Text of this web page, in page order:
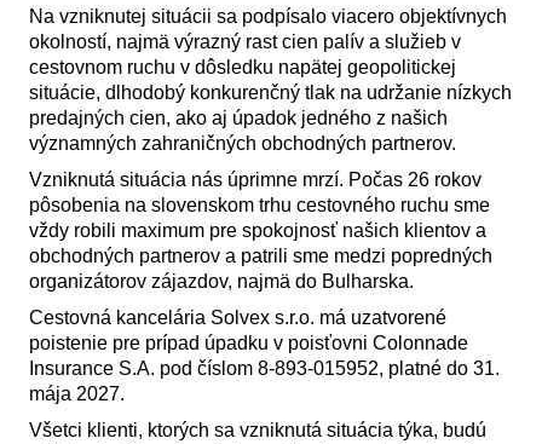
Na vzniknutej situácii sa podpísalo viacero objektívnych
okolností, najmä výrazný rast cien palív a služieb v
cestovnom ruchu v dôsledku napätej geopolitickej
situácie, dlhodobý konkurenčný tlak na udržanie nízkych
predajných cien, ako aj úpadok jedného z našich
významných zahraničných obchodných partnerov.
Vzniknutá situácia nás úprimne mrzí. Počas 26 rokov
pôsobenia na slovenskom trhu cestovného ruchu sme
vždy robili maximum pre spokojnosť našich klientov a
obchodných partnerov a patrili sme medzi popredných
organizátorov zájazdov, najmä do Bulharska.
Cestovná kancelária Solvex s.r.o. má uzatvorené
poistenie pre prípad úpadku v poisťovni Colonnade
Insurance S.A. pod číslom 8-893-015952, platné do 31.
mája 2027.
Všetci klienti, ktorých sa vzniknutá situácia týka, budú